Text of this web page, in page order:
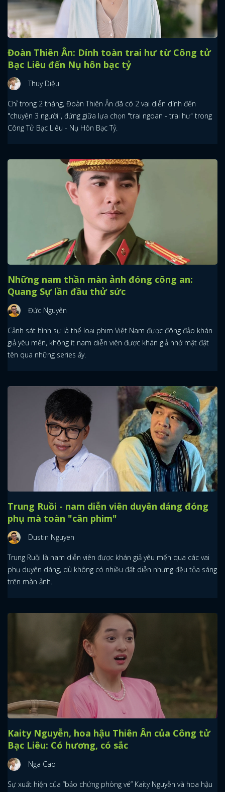
Đoàn Thiên Ân: Dính toàn trai hư từ Công tử
Bạc Liêu đến Nụ hôn bạc tỷ
Thuỵ Diệu
Chỉ trong 2 tháng, Đoàn Thiên Ân đã có 2 vai diễn dính đến
"chuyện 3 người", đứng giữa lựa chọn "trai ngoan - trai hư" trong
Công Tử Bạc Liêu - Nụ Hôn Bạc Tỷ.
Những nam thần màn ảnh đóng công an:
Quang Sự lần đầu thử sức
Đức Nguyên
Cảnh sát hình sự là thể loại phim Việt Nam được đông đảo khán
giả yêu mến, không ít nam diễn viên được khán giả nhớ mặt đặt
tên qua những series ấy.
Trung Ruồi - nam diễn viên duyên dáng đóng
phụ mà toàn "cân phim"
Dustin Nguyen
Trung Ruồi là nam diễn viên được khán giả yêu mến qua các vai
phụ duyên dáng, dù không có nhiều đất diễn nhưng đều tỏa sáng
trên màn ảnh.
Kaity Nguyễn, hoa hậu Thiên Ân của Công tử
Bạc Liêu: Có hương, có sắc
Nga Cao
Sự xuất hiện của “bảo chứng phòng vé” Kaity Nguyễn và hoa hậu